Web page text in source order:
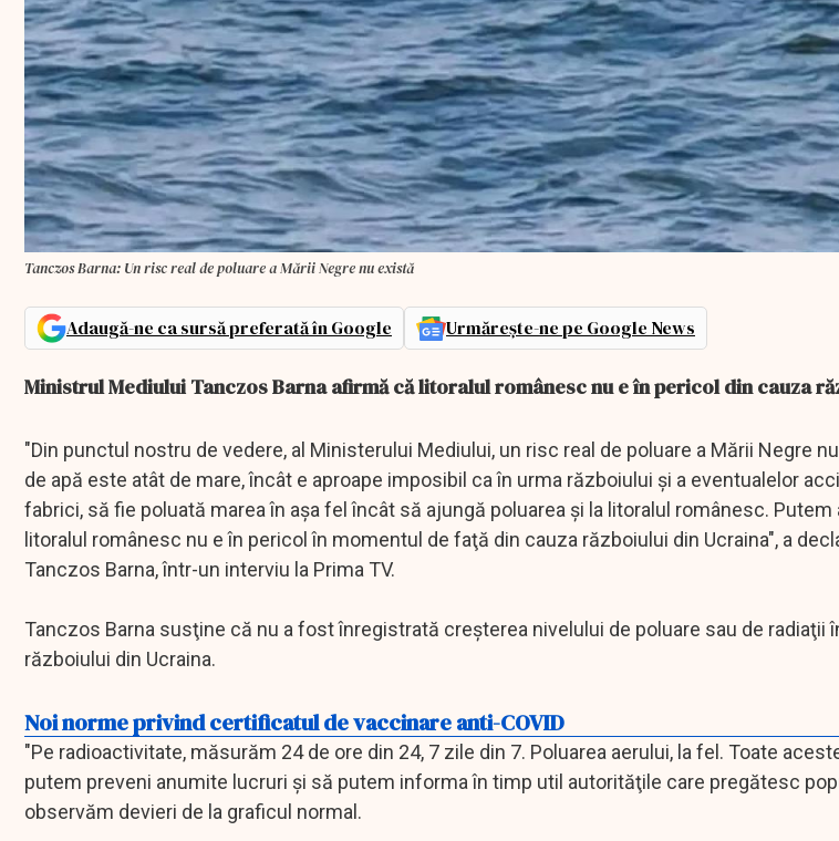
Tanczos Barna: Un risc real de poluare a Mării Negre nu există
Adaugă-ne ca sursă preferată în Google Urmărește-ne pe Google News
Ministrul Mediului Tanczos Barna afirmă că litoralul românesc nu e în pericol din cauza
"Din punctul nostru de vedere, al Ministerului Mediului, un risc real de poluare a Mării Negre
de apă este atât de mare, încât e aproape imposibil ca în urma războiului şi a eventualelor
fabrici, să fie poluată marea în aşa fel încât să ajungă poluarea şi la litoralul românesc.
litoralul românesc nu e în pericol în momentul de faţă din cauza războiului din Ucraina", a
Tanczos Barna, într-un interviu la Prima TV.
Tanczos Barna susţine că nu a fost înregistrată creşterea nivelului de poluare sau de radiaţii
războiului din Ucraina.
Noi norme privind certificatul de vaccinare anti-COVID
"Pe radioactivitate, măsurăm 24 de ore din 24, 7 zile din 7. Poluarea aerului, la fel. Toate
putem preveni anumite lucruri şi să putem informa în timp util autorităţile care pregătesc
observăm devieri de la graficul normal.